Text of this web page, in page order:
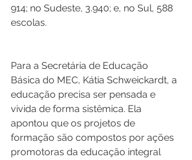
914; no Sudeste, 3.940; e, no Sul, 588
escolas.
Para a Secretária de Educação
Básica do MEC, Kátia Schweickardt, a
educação precisa ser pensada e
vivida de forma sistêmica. Ela
apontou que os projetos de
formação são compostos por ações
promotoras da educação integral